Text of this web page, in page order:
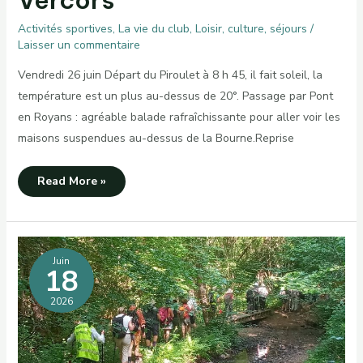
Activités sportives, La vie du club, Loisir, culture, séjours /
Laisser un commentaire
Vendredi 26 juin Départ du Piroulet à 8 h 45, il fait soleil, la
température est un plus au-dessus de 20°. Passage par Pont
en Royans : agréable balade rafraîchissante pour aller voir les
maisons suspendues au-dessus de la Bourne.Reprise
Nouvelles
Read More »
Juin
18
2026